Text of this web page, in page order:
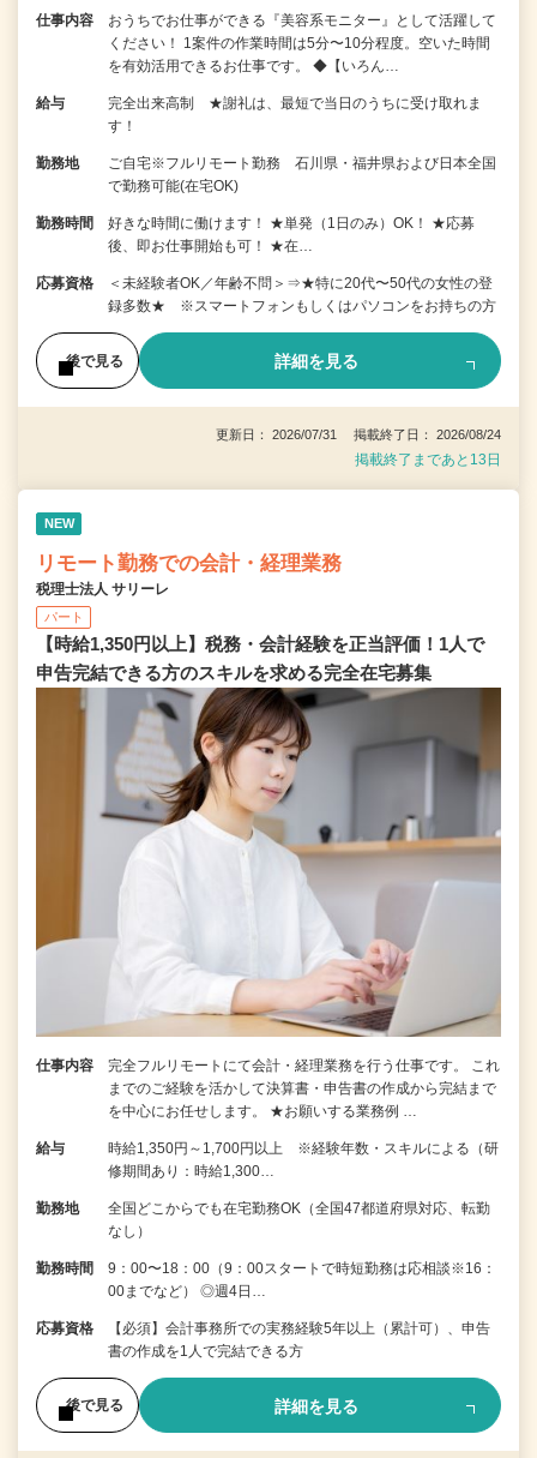
仕事内容
おうちでお仕事ができる『美容系モニター』として活躍して
ください！ 1案件の作業時間は5分〜10分程度。空いた時間
を有効活用できるお仕事です。 ◆【いろん…
給与
完全出来高制 ★謝礼は、最短で当日のうちに受け取れま
す！
勤務地
ご自宅※フルリモート勤務 石川県・福井県および日本全国
で勤務可能(在宅OK)
勤務時間
好きな時間に働けます！ ★単発（1日のみ）OK！ ★応募
後、即お仕事開始も可！ ★在…
応募資格
＜未経験者OK／年齢不問＞⇒★特に20代〜50代の女性の登
録多数★ ※スマートフォンもしくはパソコンをお持ちの方
後で見る 詳細を見る
更新日： 2026/07/31 掲載終了日： 2026/08/24
掲載終了まであと13日
NEW
リモート勤務での会計・経理業務
税理士法人 サリーレ
パート
【時給1,350円以上】税務・会計経験を正当評価！1⼈で
申告完結できる⽅のスキルを求める完全在宅募集
仕事内容
完全フルリモートにて会計・経理業務を行う仕事です。 これ
までのご経験を活かして決算書・申告書の作成から完結まで
を中⼼にお任せします。 ★お願いする業務例 …
給与
時給1,350円～1,700円以上 ※経験年数・スキルによる（研
修期間あり：時給1,300…
勤務地
全国どこからでも在宅勤務OK（全国47都道府県対応、転勤
なし）
勤務時間
9：00〜18：00（9：00スタートで時短勤務は応相談※16：
00までなど） ◎週4日…
応募資格
【必須】会計事務所での実務経験5年以上（累計可）、申告
書の作成を1人で完結できる方
後で見る 詳細を見る